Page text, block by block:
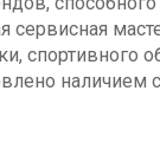
сервисная
спортивного